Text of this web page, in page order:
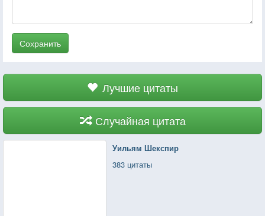
Сохранить
Лучшие цитаты
Случайная цитата
Уильям Шекспир
383 цитаты